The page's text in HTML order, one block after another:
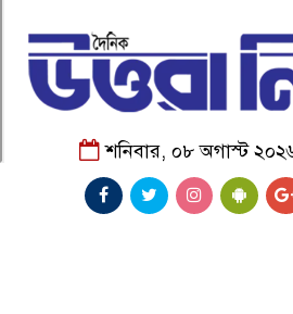
শনিবার, ০৮ অগাস্ট